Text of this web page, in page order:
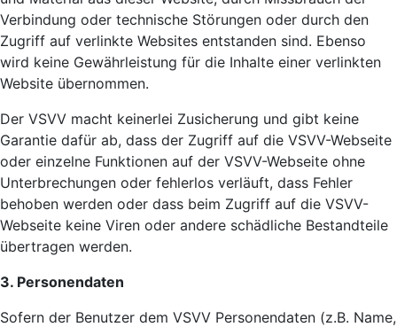
Verbindung oder technische Störungen oder durch den
Zugriff auf verlinkte Websites entstanden sind. Ebenso
wird keine Gewährleistung für die Inhalte einer verlinkten
Website übernommen.
Der VSVV macht keinerlei Zusicherung und gibt keine
Garantie dafür ab, dass der Zugriff auf die VSVV-Webseite
oder einzelne Funktionen auf der VSVV-Webseite ohne
Unterbrechungen oder fehlerlos verläuft, dass Fehler
behoben werden oder dass beim Zugriff auf die VSVV-
Webseite keine Viren oder andere schädliche Bestandteile
übertragen werden.
3. Personendaten
Sofern der Benutzer dem VSVV Personendaten (z.B. Name,